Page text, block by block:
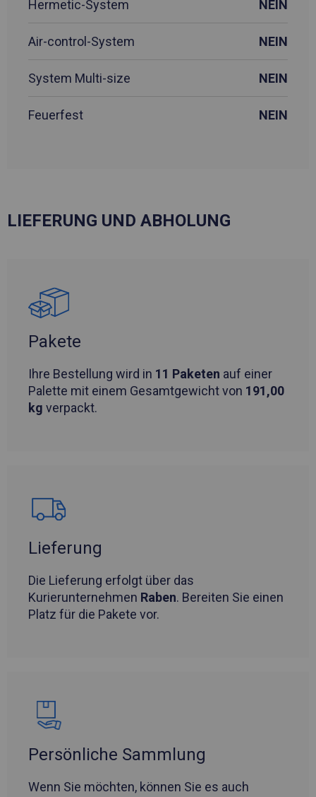
Hermetic-System NEIN
Air-control-System NEIN
System Multi-size NEIN
Feuerfest NEIN
LIEFERUNG UND ABHOLUNG
Pakete
Ihre Bestellung wird in 11 Paketen auf einer
Palette mit einem Gesamtgewicht von 191,00
kg verpackt.
Lieferung
Die Lieferung erfolgt über das
Kurierunternehmen Raben. Bereiten Sie einen
Platz für die Pakete vor.
Persönliche Sammlung
Wenn Sie möchten, können Sie es auch